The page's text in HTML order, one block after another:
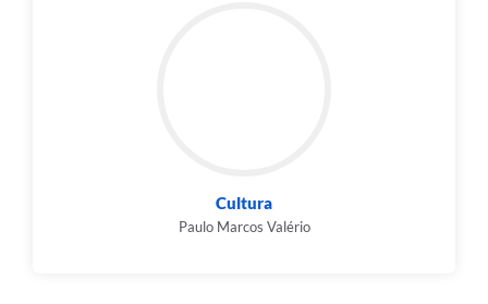
Cultura
Paulo Marcos Valério